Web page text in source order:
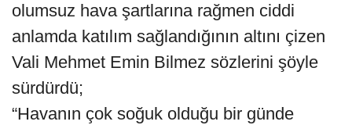
olumsuz hava şartlarına rağmen ciddi
anlamda katılım sağlandığının altını çizen
Vali Mehmet Emin Bilmez sözlerini şöyle
sürdürdü;
“Havanın çok soğuk olduğu bir günde